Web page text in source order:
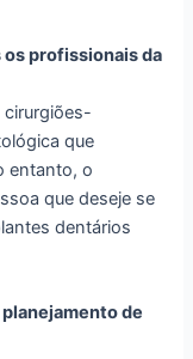
os profissionais da
cirurgiões-
que
entanto, o
que deseje se
dentários
de